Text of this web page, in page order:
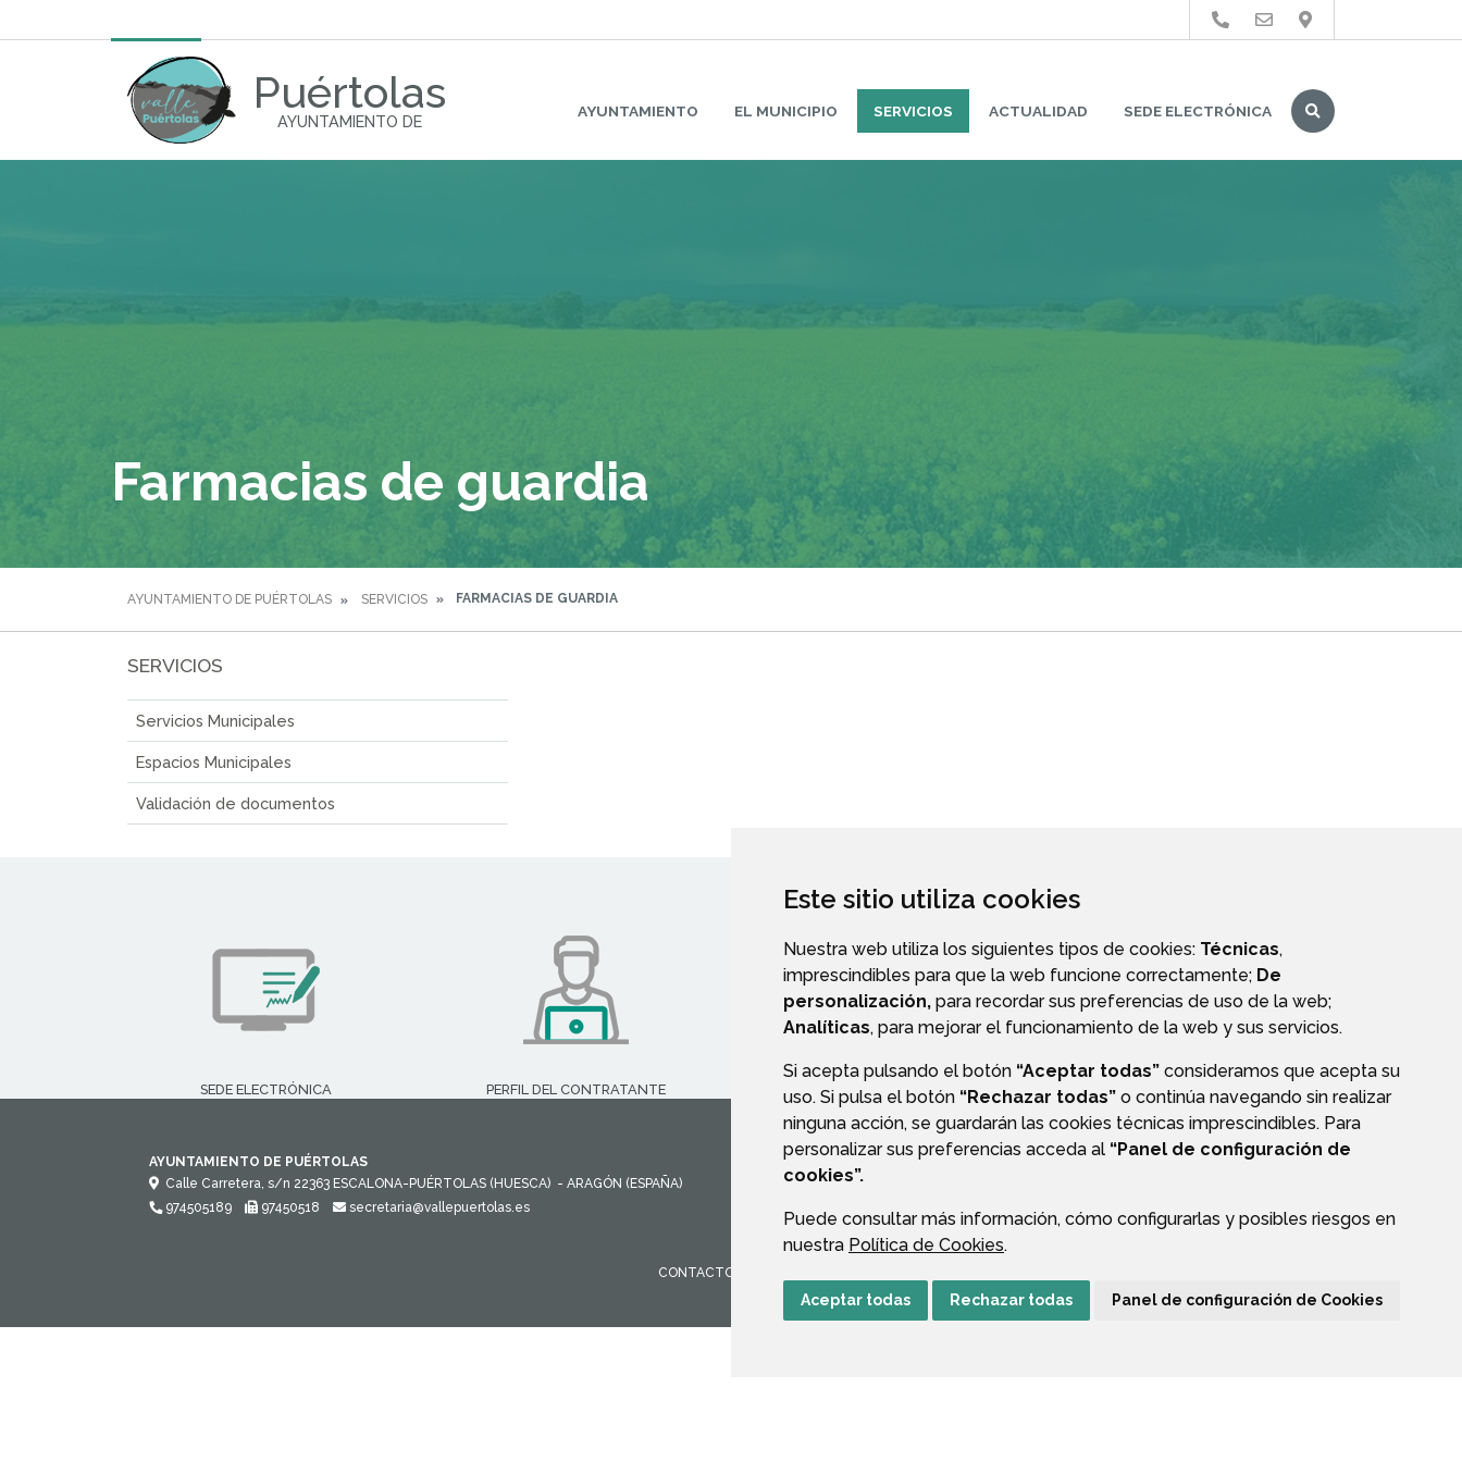
Este sitio utiliza cookies
Nuestra web utiliza los siguientes tipos de cookies: Técnicas,
imprescindibles para que la web funcione correctamente; De
personalización, para recordar sus preferencias de uso de la web;
Analíticas, para mejorar el funcionamiento de la web y sus servicios.
Si acepta pulsando el botón “Aceptar todas” consideramos que acepta su
uso. Si pulsa el botón “Rechazar todas” o continúa navegando sin realizar
ninguna acción, se guardarán las cookies técnicas imprescindibles. Para
personalizar sus preferencias acceda al “Panel de configuración de
cookies”.
Puede consultar más información, cómo configurarlas y posibles riesgos en
nuestra Política de Cookies.
Aceptar todas Rechazar todas Panel de configuración de Cookies
Puértolas
AYUNTAMIENTO DE
AYUNTAMIENTO EL MUNICIPIO SERVICIOS ACTUALIDAD SEDE ELECTRÓNICA
Buscar
Farmacias de guardia
AYUNTAMIENTO DE PUÉRTOLAS SERVICIOS FARMACIAS DE GUARDIA
SERVICIOS
Servicios Municipales
Espacios Municipales
Validación de documentos
SEDE ELECTRÓNICA PERFIL DEL CONTRATANTE TRANSPARENCIA VALIDACIÓN DE DOCUMENTOS
AYUNTAMIENTO DE PUÉRTOLAS
Calle Carretera, s/n 22363 ESCALONA-PUÉRTOLAS (HUESCA) - ARAGÓN (ESPAÑA)
974505189
97450518 secretaria@vallepuertolas.es
CONTACTO